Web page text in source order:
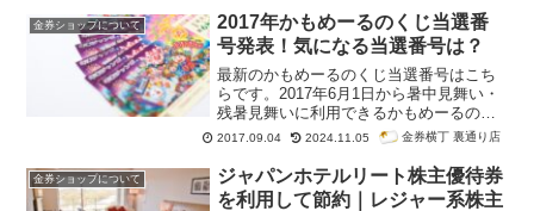
金券ショップについて
2017年かもめーるのくじ当選番
号発表！気になる当選番号は？
最新のかもめーるのくじ当選番号はこち
らです。2017年6月1日から暑中見舞い・
残暑見舞いに利用できるかもめーるの販
売が始まります。金券ショップではかも
したい方は金券ショップで購入するのを
おすすめします。通...
2017.09.04 2024.11.05 金券横丁 裏通り店
金券ショップについて
ジャパンホテルリート株主優待券
を利用して節約｜レジャー系株主